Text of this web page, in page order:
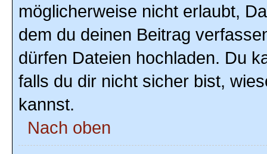
möglicherweise nicht erlaubt,
dem du deinen Beitrag
dürfen Dateien hochladen. Du
falls du dir nicht sicher bist,
kannst.
Nach oben